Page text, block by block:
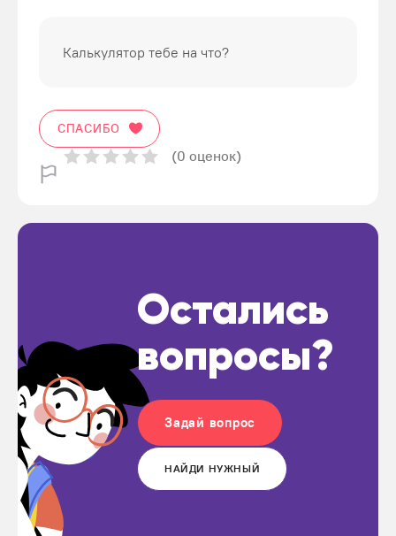
Калькулятор тебе на что?
СПАСИБО
(0 оценок)
Остались
вопросы?
Задай вопрос
НАЙДИ НУЖНЫЙ